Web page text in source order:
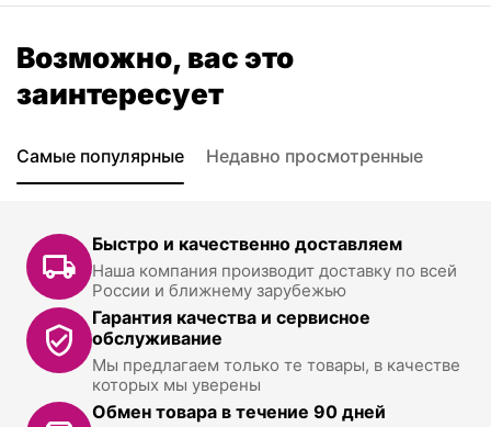
Возможно, вас это
заинтересует
Самые популярные Недавно просмотренные
Быстро и качественно доставляем
Наша компания производит доставку по всей
России и ближнему зарубежью
Гарантия качества и сервисное
обслуживание
Мы предлагаем только те товары, в качестве
которых мы уверены
Обмен товара в течение 90 дней